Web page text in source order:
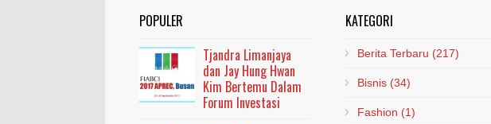
POPULER
Tjandra Limanjaya
dan Jay Hung Hwan
Kim Bertemu Dalam
Forum Investasi
KATEGORI
Berita Terbaru (217)
Bisnis (34)
Fashion (1)